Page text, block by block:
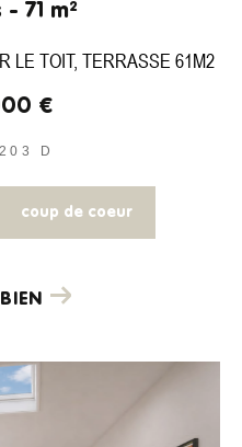
71 m²
LE TOIT, TERRASSE 61M2
€
D
coup de coeur